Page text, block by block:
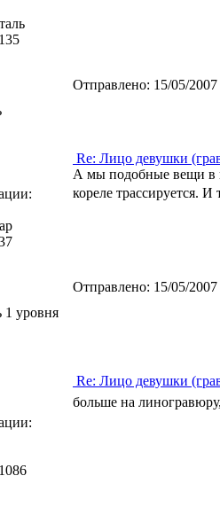
135
Отправлено: 15/05/
Re: Лицо девушки
А мы подобные вещи в
кореле трассируется.
Отправлено: 15/05/
1 уровня
1086
Re: Лицо девушки
больше на